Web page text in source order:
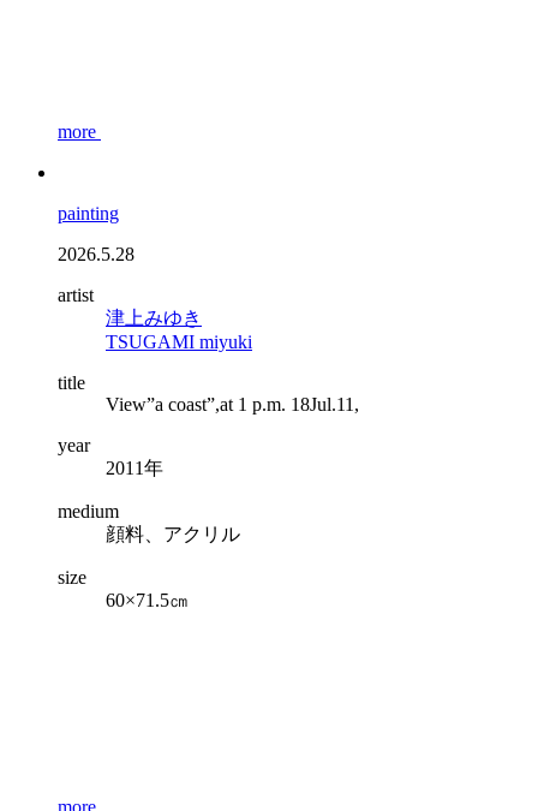
more
painting
2026.5.28
artist
津上みゆき
TSUGAMI miyuki
title
View”a coast”,at 1 p.m. 18Jul.11,
year
2011年
medium
顔料、アクリル
size
60×71.5㎝
more